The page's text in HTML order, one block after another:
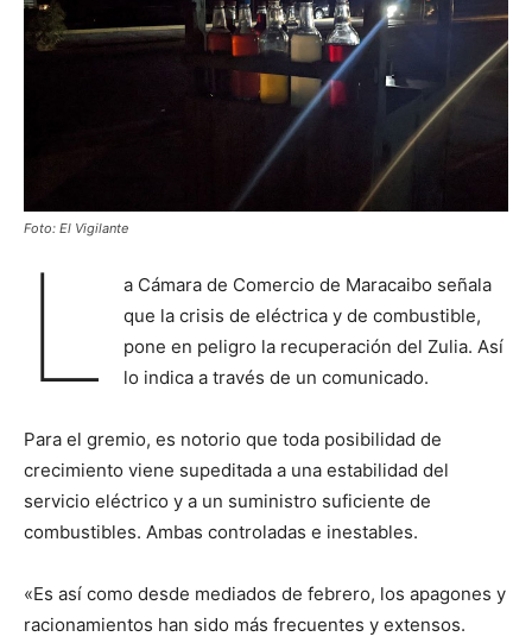
Foto: El Vigilante
L
a Cámara de Comercio de Maracaibo señala
que la crisis de eléctrica y de combustible,
pone en peligro la recuperación del Zulia. Así
lo indica a través de un comunicado.
Para el gremio, es notorio que toda posibilidad de
crecimiento viene supeditada a una estabilidad del
servicio eléctrico y a un suministro suficiente de
combustibles. Ambas controladas e inestables.
«Es así como desde mediados de febrero, los apagones y
racionamientos han sido más frecuentes y extensos.